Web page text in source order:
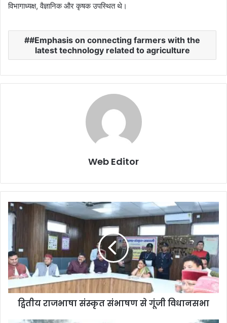
विभागाध्यक्ष, वैज्ञानिक और कृषक उपस्थित थे।
#Emphasis on connecting farmers with the
latest technology related to agriculture
Web Editor
द्वितीय राजभाषा संस्कृत संभाषण से गूंजी विधानसभा